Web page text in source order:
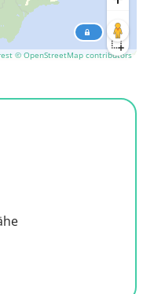
© OpenStreetMap contributors